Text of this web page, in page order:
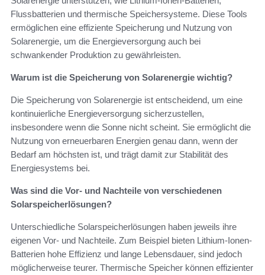
Flussbatterien und thermische Speichersysteme. Diese Tools
ermöglichen eine effiziente Speicherung und Nutzung von
Solarenergie, um die Energieversorgung auch bei
schwankender Produktion zu gewährleisten.
Warum ist die Speicherung von Solarenergie wichtig?
Die Speicherung von Solarenergie ist entscheidend, um eine
kontinuierliche Energieversorgung sicherzustellen,
insbesondere wenn die Sonne nicht scheint. Sie ermöglicht die
Nutzung von erneuerbaren Energien genau dann, wenn der
Bedarf am höchsten ist, und trägt damit zur Stabilität des
Energiesystems bei.
Was sind die Vor- und Nachteile von verschiedenen
Solarspeicherlösungen?
Unterschiedliche Solarspeicherlösungen haben jeweils ihre
eigenen Vor- und Nachteile. Zum Beispiel bieten Lithium-Ionen-
Batterien hohe Effizienz und lange Lebensdauer, sind jedoch
möglicherweise teurer. Thermische Speicher können effizienter